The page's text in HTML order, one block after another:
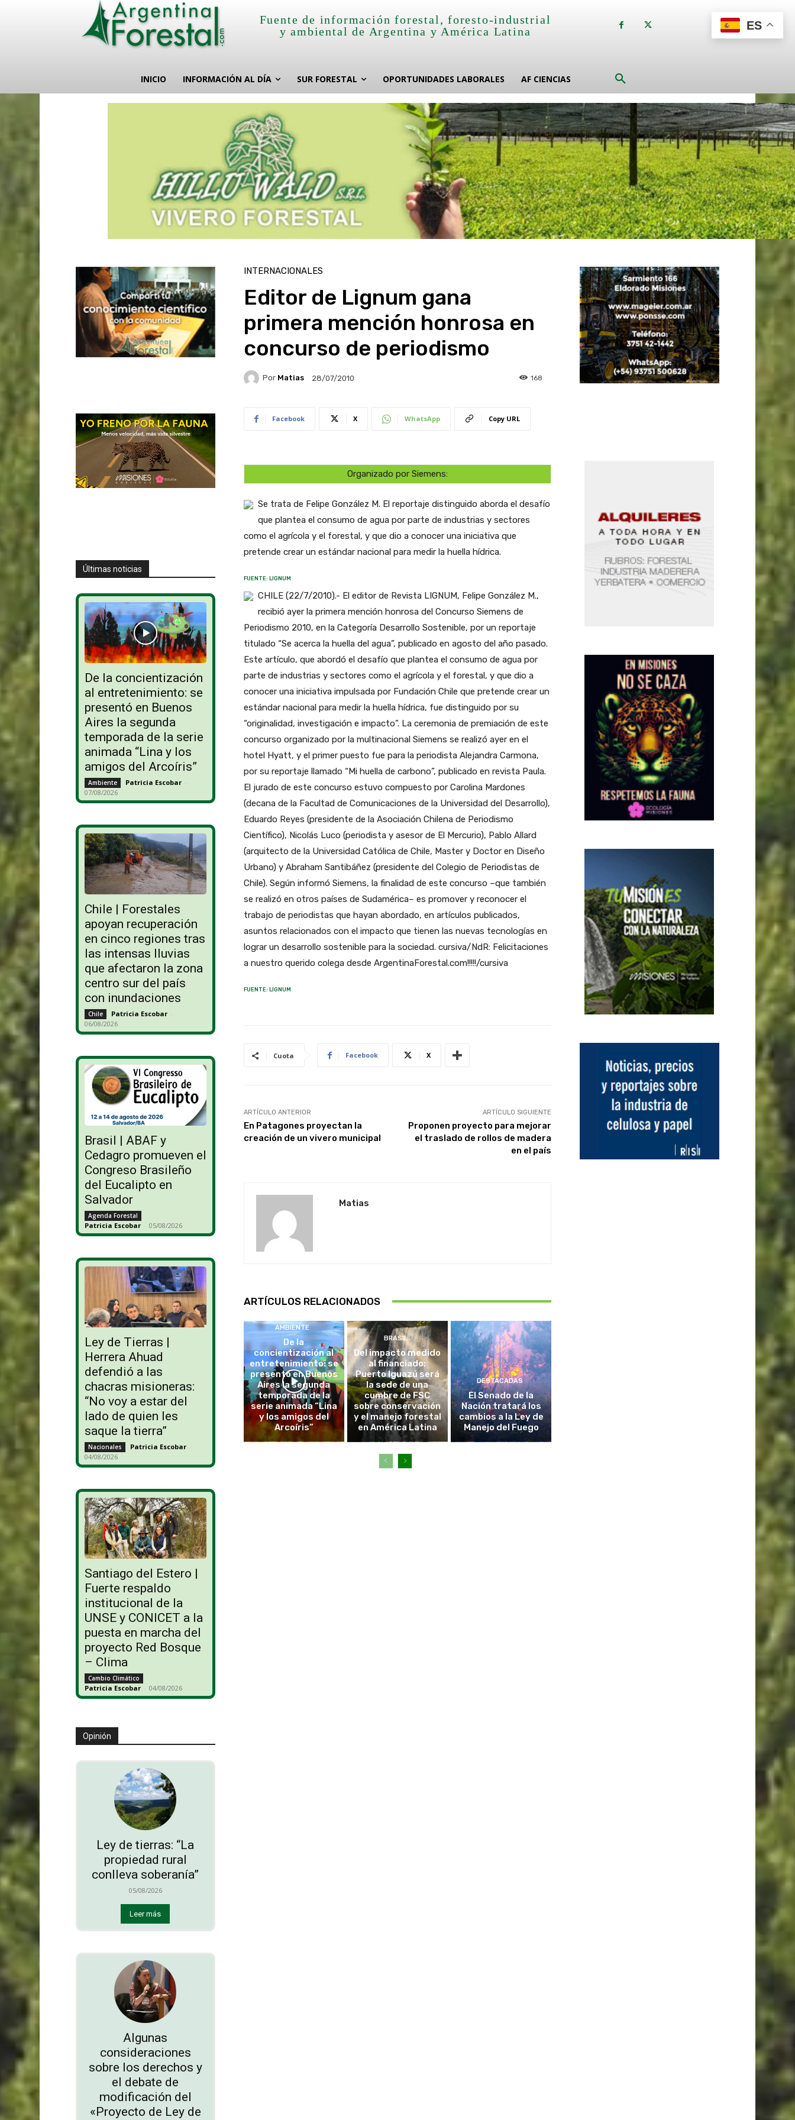
Fuente de información forestal, foresto-industrial
y ambiental de Argentina y América Latina
INICIO INFORMACIÓN AL DÍA SUR FORESTAL OPORTUNIDADES LABORALES AF CIENCIAS
Últimas noticias
De la concientización
al entretenimiento: se
presentó en Buenos
Aires la segunda
temporada de la serie
animada “Lina y los
amigos del Arcoíris”
Ambiente Patricia Escobar -
07/08/2026
Chile | Forestales
apoyan recuperación
en cinco regiones tras
las intensas lluvias
que afectaron la zona
centro sur del país
con inundaciones
Chile Patricia Escobar -
06/08/2026
Brasil | ABAF y
Cedagro promueven el
Congreso Brasileño
del Eucalipto en
Salvador
Agenda Forestal
Patricia Escobar - 05/08/2026
Ley de Tierras |
Herrera Ahuad
defendió a las
chacras misioneras:
“No voy a estar del
lado de quien les
saque la tierra”
Nacionales Patricia Escobar -
04/08/2026
Santiago del Estero |
Fuerte respaldo
institucional de la
UNSE y CONICET a la
puesta en marcha del
proyecto Red Bosque
– Clima
Cambio Climático
Patricia Escobar - 04/08/2026
Opinión
Ley de tierras: “La
propiedad rural
conlleva soberanía”
05/08/2026
Leer más
Algunas
consideraciones
sobre los derechos y
el debate de
modificación del
«Proyecto de Ley de
INTERNACIONALES
Editor de Lignum gana
primera mención honrosa en
concurso de periodismo
Por Matias 28/07/2010 168
Facebook X WhatsApp Copy URL
Organizado por Siemens:
Se trata de Felipe González M. El reportaje distinguido aborda el desafío
que plantea el consumo de agua por parte de industrias y sectores
como el agrícola y el forestal, y que dio a conocer una iniciativa que
pretende crear un estándar nacional para medir la huella hídrica.
FUENTE: LIGNUM
CHILE (22/7/2010).- El editor de Revista LIGNUM, Felipe González M.,
recibió ayer la primera mención honrosa del Concurso Siemens de
Periodismo 2010, en la Categoría Desarrollo Sostenible, por un reportaje
titulado “Se acerca la huella del agua”, publicado en agosto del año pasado.
Este artículo, que abordó el desafío que plantea el consumo de agua por
parte de industrias y sectores como el agrícola y el forestal, y que dio a
conocer una iniciativa impulsada por Fundación Chile que pretende crear un
estándar nacional para medir la huella hídrica, fue distinguido por su
“originalidad, investigación e impacto”. La ceremonia de premiación de este
concurso organizado por la multinacional Siemens se realizó ayer en el
hotel Hyatt, y el primer puesto fue para la periodista Alejandra Carmona,
por su reportaje llamado “Mi huella de carbono”, publicado en revista Paula.
El jurado de este concurso estuvo compuesto por Carolina Mardones
(decana de la Facultad de Comunicaciones de la Universidad del Desarrollo),
Eduardo Reyes (presidente de la Asociación Chilena de Periodismo
Científico), Nicolás Luco (periodista y asesor de El Mercurio), Pablo Allard
(arquitecto de la Universidad Católica de Chile, Master y Doctor en Diseño
Urbano) y Abraham Santibáñez (presidente del Colegio de Periodistas de
Chile). Según informó Siemens, la finalidad de este concurso –que también
se realizó en otros países de Sudamérica– es promover y reconocer el
trabajo de periodistas que hayan abordado, en artículos publicados,
asuntos relacionados con el impacto que tienen las nuevas tecnologías en
lograr un desarrollo sostenible para la sociedad. cursiva/NdR: Felicitaciones
a nuestro querido colega desde ArgentinaForestal.com!!!!!/cursiva
FUENTE: LIGNUM
Cuota Facebook X
ARTÍCULO ANTERIOR
En Patagones proyectan la
creación de un vivero municipal
ARTÍCULO SIGUIENTE
Proponen proyecto para mejorar
el traslado de rollos de madera
en el país
Matias
ARTÍCULOS RELACIONADOS
AMBIENTE
De la
concientización al
entretenimiento: se
presentó en Buenos
Aires la segunda
temporada de la
serie animada “Lina
y los amigos del
Arcoíris”
BRASIL
Del impacto medido
al financiado:
Puerto Iguazú será
la sede de una
cumbre de FSC
sobre conservación
y el manejo forestal
en América Latina
DESTACADAS
El Senado de la
Nación tratará los
cambios a la Ley de
Manejo del Fuego
ES